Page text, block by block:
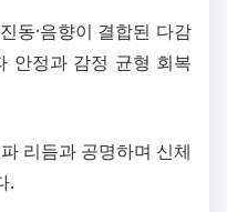
동·음향이 결합된 다감
안정과 감정 균형 회복
리듬과 공명하며 신체
.